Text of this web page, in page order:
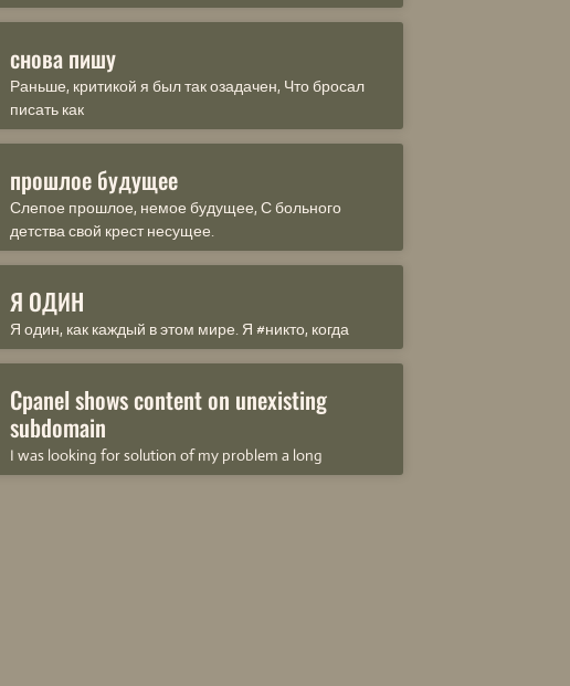
снова пишу
Раньше, критикой я был так озадачен, Что бросал
писать как
прошлое будущее
Слепое прошлое, немое будущее, С больного
детства свой крест несущее.
Я ОДИН
Я один, как каждый в этом мире. Я #никто, когда
Cpanel shows content on unexisting
subdomain
I was looking for solution of my problem a long